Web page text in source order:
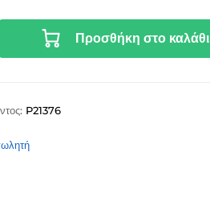
Προσθήκη στο καλάθι
P21376